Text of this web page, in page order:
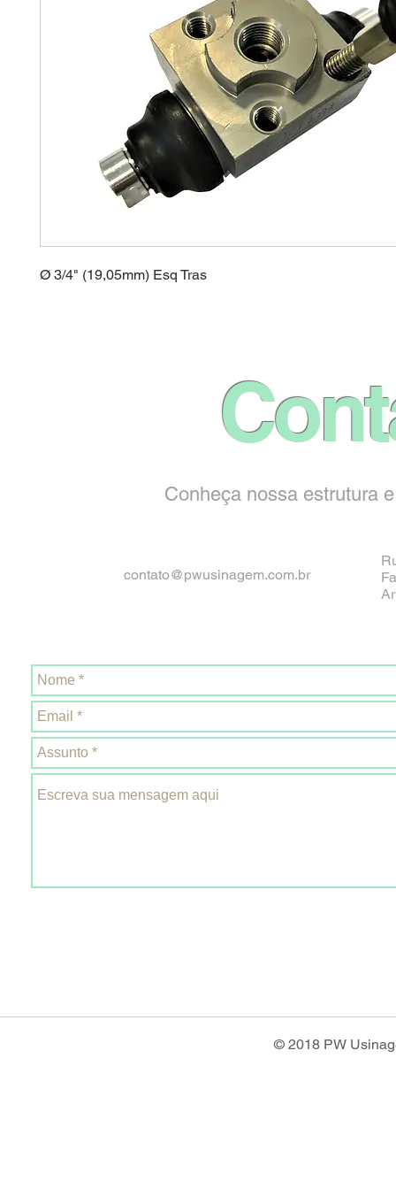
Ø 3/4" (19,05mm) Esq Tras
Conheça nossa estrutura
contato@pwusinagem.com.br
© 2018 PW